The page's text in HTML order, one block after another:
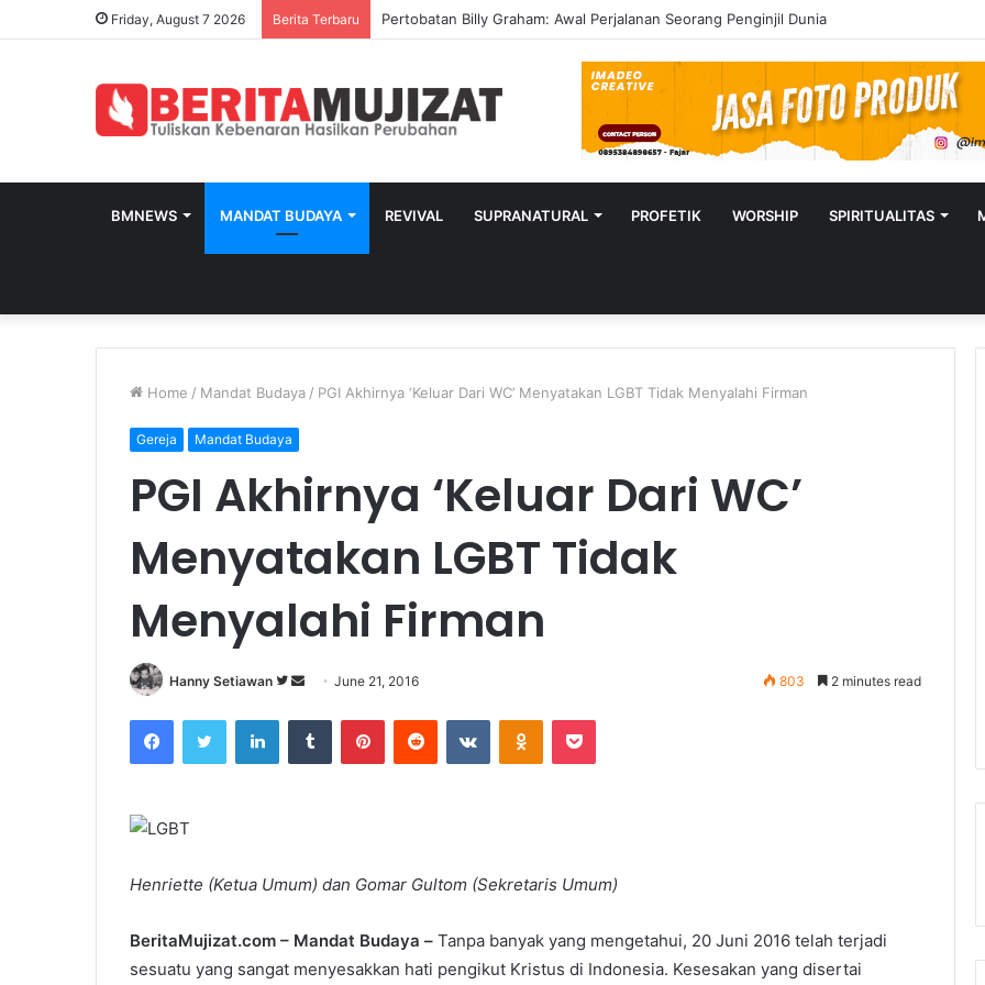
Friday, August 7 2026 Berita Terbaru Dari ICU Menuju Pemulihan: Mujizat di Tengah Kecelakaan Maut
BMNEWS MANDAT BUDAYA REVIVAL SUPRANATURAL PROFETIK WORSHIP SPIRITUALITAS
Home / Mandat Budaya / PGI Akhirnya ‘Keluar Dari WC’ Menyatakan LGBT Tidak Menyalahi Firman
Gereja Mandat Budaya
PGI Akhirnya ‘Keluar Dari WC’
Menyatakan LGBT Tidak
Menyalahi Firman
Hanny Setiawan
F
l
T
t
n
d
a
l
June 21, 2016 803 2 minutes read
Henriette (Ketua Umum) dan Gomar Gultom (Sekretaris Umum)
BeritaMujizat.com – Mandat Budaya – Tanpa banyak yang mengetahui, 20 Juni 2016 telah terjadi
sesuatu yang sangat menyesakkan hati pengikut Kristus di Indonesia. Kesesakan yang disertai